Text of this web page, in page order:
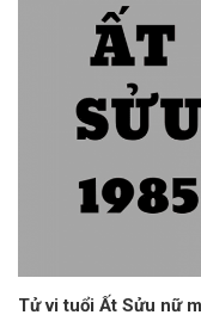
Tử vi tuổi Ất Sửu nữ